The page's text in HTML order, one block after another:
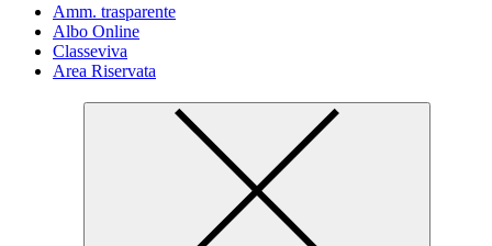
Amm. trasparente
Albo Online
Classeviva
Area Riservata